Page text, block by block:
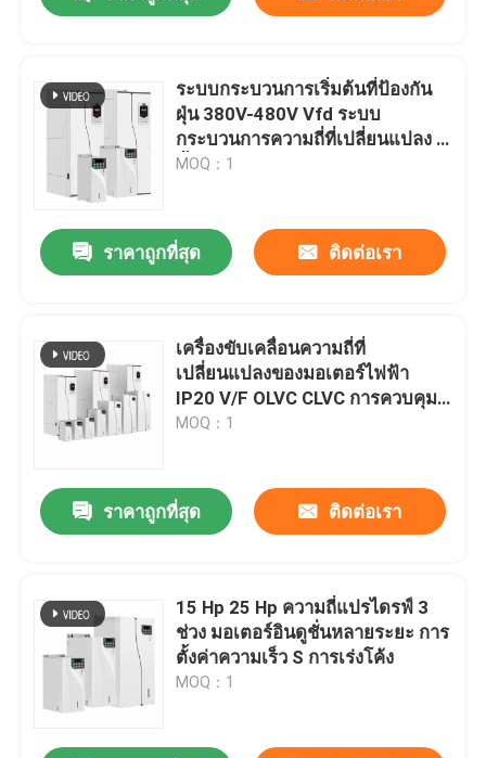
บ้าน
วิดีโอ
ระบบกระบวนการเริ่มต้นที่ป้องกัน
ฝุ่น 380V-480V Vfd ระบบ
กระบวนการความถี่ที่เปลี่ยนแปลง 3
ขั้นตอนสําหรับเครน
MOQ：1
ราคาถูกที่สุด ติดต่อเรา
เครื่องขับเคลื่อนความถี่ที่
เปลี่ยนแปลงของมอเตอร์ไฟฟ้า
IP20 V/F OLVC CLVC การควบคุม
ป้องกันเชือกต่อการลด
MOQ：1
ราคาถูกที่สุด ติดต่อเรา
15 Hp 25 Hp ความถี่แปรไดรฟ์ 3
ช่วง มอเตอร์อินดูชั่นหลายระยะ การ
ตั้งค่าความเร็ว S การเร่งโค้ง
MOQ：1